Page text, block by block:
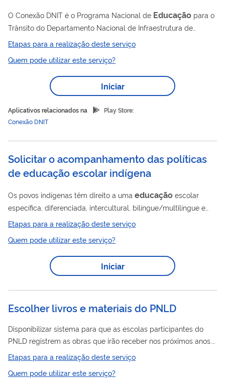
O Conexão DNIT é o Programa Nacional de Educação para o
Trânsito do Departamento Nacional de Infraestrutura de
Transportes. Seu objetivo é preservar vidas, mediante a criação
de uma rede nacional alimentada pelo compartilhamento de
conhecimentos e por estímulos pedagógicos contínuos para
desenvolver ações continuadas deEducaçãopara o Trânsito
nas escolas de todo o país.
Etapas para a realização deste serviço
Quem pode utilizar este serviço?
Iniciar
Aplicativos relacionados na
Play Store:
Conexão DNIT
Solicitar o acompanhamento das políticas
de educação escolar indígena
Os povos indígenas têm direito a uma educação escolar
específica, diferenciada, intercultural, bilíngue/multilíngue e
comunitária, conforme define a legislação nacional que
de colaboração, posto pela Constituição Federal de 1988 e
pela Lei de Diretrizes e Bases daEducaçãoNacional (LDB), a
coordenação nacional das politicas deEducação
Etapas para a realização deste serviço
Quem pode utilizar este serviço?
Iniciar
Escolher livros e materiais do PNLD
Disponibilizar sistema para que as escolas participantes do
PNLD registrem as obras que irão receber nos próximos anos.
O acesso ao sistema é feito por meio de senha pessoal e
intransferível do (a) gestor (a) da escola. No Guia do PNLD,
documento oficial disponibilizado para orientar a escolha dos
Etapas para a realização deste serviço
Quem pode utilizar este serviço?